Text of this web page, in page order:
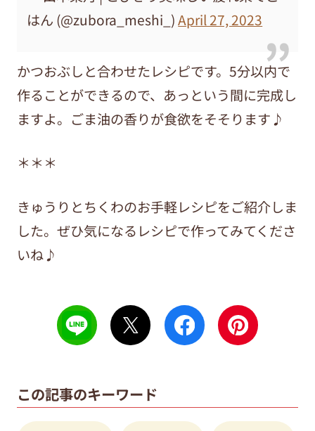
はん (@zubora_meshi_)April 27, 2023
かつおぶしと合わせたレシピです。5分以内で
作ることができるので、あっという間に完成し
ますよ。ごま油の香りが食欲をそそります♪
＊＊＊
きゅうりとちくわのお手軽レシピをご紹介しま
した。ぜひ気になるレシピで作ってみてくださ
いね♪
この記事のキーワード